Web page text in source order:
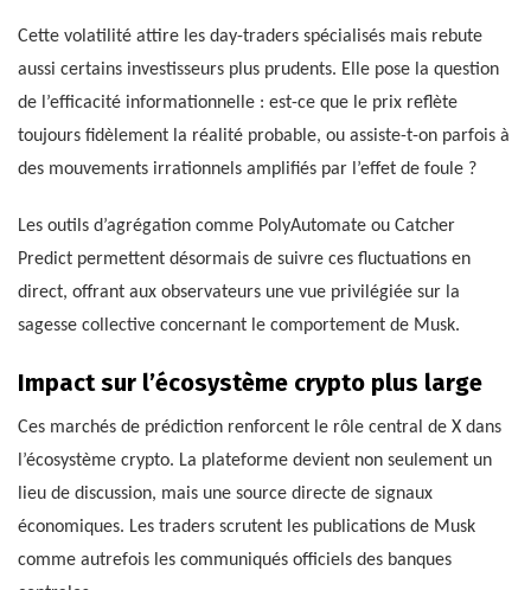
Cette volatilité attire les day-traders spécialisés mais rebute
aussi certains investisseurs plus prudents. Elle pose la question
de l’efficacité informationnelle : est-ce que le prix reflète
toujours fidèlement la réalité probable, ou assiste-t-on parfois à
des mouvements irrationnels amplifiés par l’effet de foule ?
Les outils d’agrégation comme PolyAutomate ou Catcher
Predict permettent désormais de suivre ces fluctuations en
direct, offrant aux observateurs une vue privilégiée sur la
sagesse collective concernant le comportement de Musk.
Impact sur l’écosystème crypto plus large
Ces marchés de prédiction renforcent le rôle central de X dans
l’écosystème crypto. La plateforme devient non seulement un
lieu de discussion, mais une source directe de signaux
économiques. Les traders scrutent les publications de Musk
comme autrefois les communiqués officiels des banques